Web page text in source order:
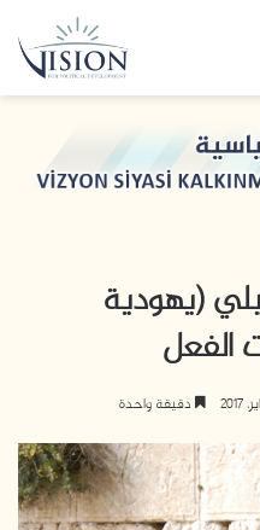
(يهودية
الفعل
دقيقة واحدة